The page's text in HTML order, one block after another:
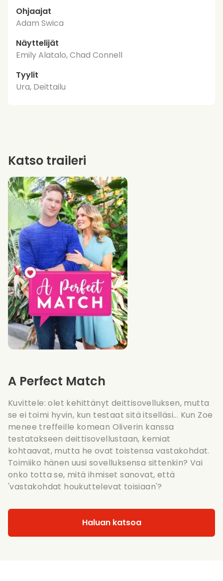
Ohjaajat
Adam Swica
Näyttelijät
Emily Alatalo, Chad Connell
Tyylit
Ura, Deittailu
A Perfect Match
Kuvittele: olet kehittänyt deittisovelluksen, mutta
se ei toimi hyvin, kun testaat sitä itselläsi... Kun Zoe
menee treffeille komean Oliverin kanssa
testatakseen deittisovellustaan, kemiat
kohtaavat, mutta he ovat toistensa vastakohdat.
Toimiiko hänen uusi sovelluksensa sittenkin? Vai
onko totta se, mitä ihmiset sanovat, että
'vastakohdat houkuttelevat toisiaan'?
Haluan katsoa
Katso traileri